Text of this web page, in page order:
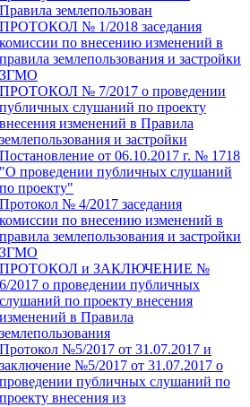
Правила землепользован
ПРОТОКОЛ № 1/2018 заседания
комиссии по внесению изменений в
правила землепользования и застройки
ЗГМО
ПРОТОКОЛ № 7/2017 о проведении
публичных слушаний по проекту
внесения изменений в Правила
землепользования и застройки
Постановление от 06.10.2017 г. № 1718
"О проведении публичных слушаний
по проекту"
Протокол № 4/2017 заседания
комиссии по внесению изменений в
правила землепользования и застройки
ЗГМО
ПРОТОКОЛ и ЗАКЛЮЧЕНИЕ №
6/2017 о проведении публичных
слушаний по проекту внесения
изменений в Правила
землепользования
Протокол №5/2017 от 31.07.2017 и
заключение №5/2017 от 31.07.2017 о
проведении публичных слушаний по
проекту внесения из